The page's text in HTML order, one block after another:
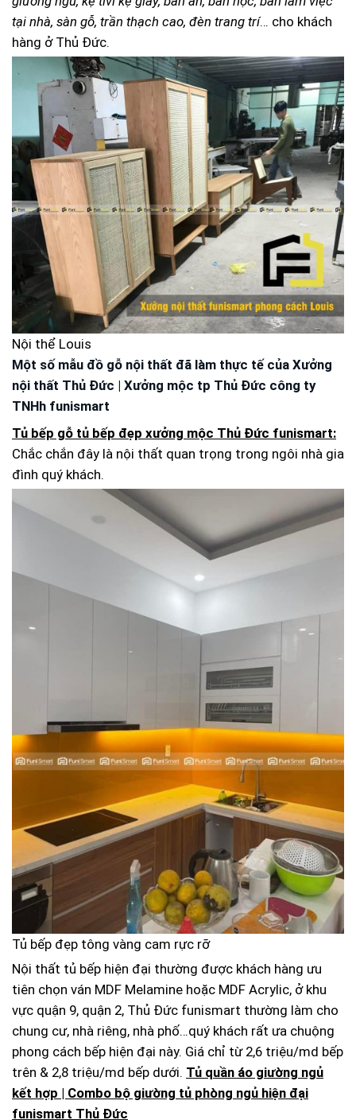
tại nhà, sàn gỗ, trần thạch cao, đèn trang trí… cho khách
hàng ở Thủ Đức.
Nội thể Louis
Một số mẫu đồ gỗ nội thất đã làm thực tế của Xưởng
nội thất Thủ Đức | Xưởng mộc tp Thủ Đức công ty
TNHh funismart
Tủ bếp gỗ tủ bếp đẹp xưởng mộc Thủ Đức funismart:
Chắc chắn đây là nội thất quan trọng trong ngôi nhà gia
đình quý khách.
Tủ bếp đẹp tông vàng cam rực rỡ
Nội thất tủ bếp hiện đại thường được khách hàng ưu
tiên chọn ván MDF Melamine hoặc MDF Acrylic, ở khu
vực quận 9, quận 2, Thủ Đức funismart thường làm cho
chung cư, nhà riêng, nhà phố…quý khách rất ưa chuộng
phong cách bếp hiện đại này. Giá chỉ từ 2,6 triệu/md bếp
trên & 2,8 triệu/md bếp dưới. Tủ quần áo giường ngủ
kết hợp | Combo bộ giường tủ phòng ngủ hiện đại
funismart Thủ Đức